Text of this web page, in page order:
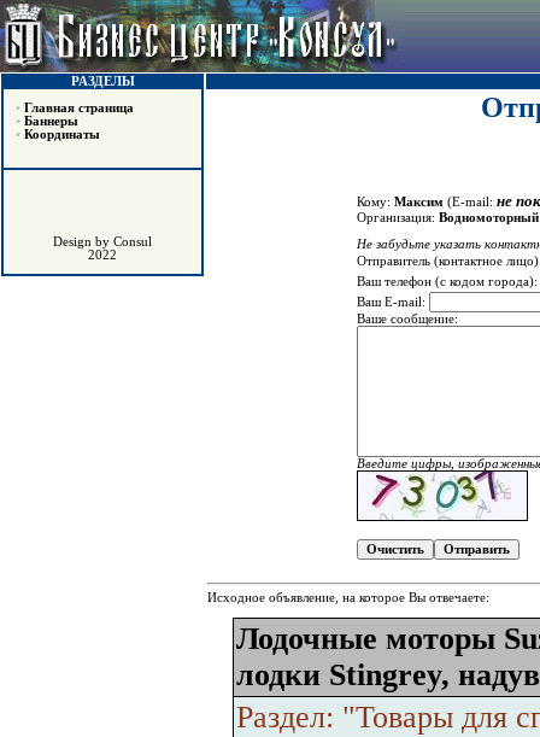
РАЗДЕЛЫ
• Главная страница
• Баннеры
• Координаты
Design by Consul
2022
Кому: Максим (E-mail: не
Организация:
Не забудьте указать
Отправитель (контактное
Ваш телефон (с кодом города):
Ваш E-mail:
Ваше сообщение:
Введите цифры,
Исходное объявление, на которое Вы отвечаете:
Лодочные моторы
лодки Stingrey,
Раздел: "Товары для